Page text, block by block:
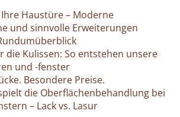
Haustüre – Moderne
und sinnvolle Erweiterungen
die Kulissen: So entstehen unsere
und -fenster
Besondere Preise.
die Oberflächenbehandlung bei
– Lack vs. Lasur